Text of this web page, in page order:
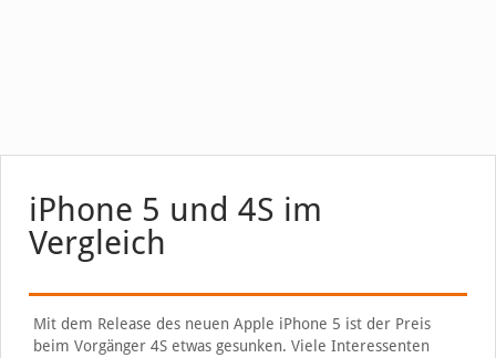
iPhone 5 und 4S im
Vergleich
Mit dem Release des neuen Apple iPhone 5 ist der Preis
beim Vorgänger 4S etwas gesunken. Viele Interessenten